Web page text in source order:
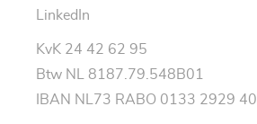
LinkedIn
KvK 24 42 62 95
Btw NL 8187.79.548B01
IBAN NL73 RABO 0133 2929 40